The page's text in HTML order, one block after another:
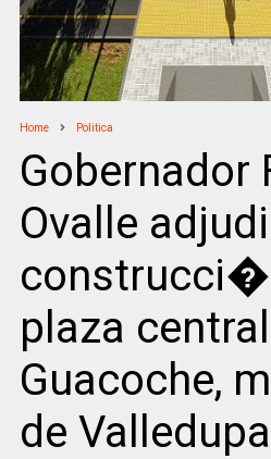
Home Politica
Gobernador
Ovalle
plaza
Guacoche,
de